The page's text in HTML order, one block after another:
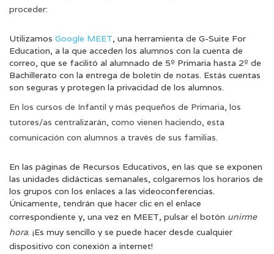
proceder:
Utilizamos Google MEET, una herramienta de G-Suite For
Education, a la que acceden los alumnos con la cuenta de
correo, que se facilitó al alumnado de 5º Primaria hasta 2º de
Bachillerato con la entrega de boletín de notas. Estás cuentas
son seguras y protegen la privacidad de los alumnos.
En los cursos de Infantil y más pequeños de Primaria, los
tutores/as centralizarán, como vienen haciendo, esta
comunicación con alumnos a través de sus familias.
En las páginas de Recursos Educativos, en las que se exponen
las unidades didácticas semanales, colgaremos los horarios de
los grupos con los enlaces a las videoconferencias.
Únicamente, tendrán que hacer clic en el enlace
correspondiente y, una vez en MEET, pulsar el botón unirme
hora. ¡Es muy sencillo y se puede hacer desde cualquier
dispositivo con conexión a internet!